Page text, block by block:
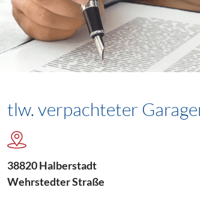
tlw. verpachteter
38820 Halberstadt
Wehrstedter Straße